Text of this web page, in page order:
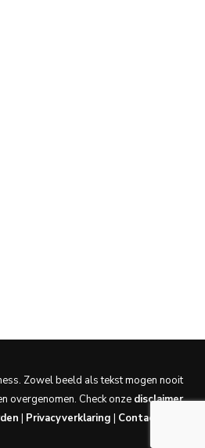
Zowel beeld als tekst mogen nooit
overgenomen. Check onze disclaimer.
| Privacyverklaring | Contact